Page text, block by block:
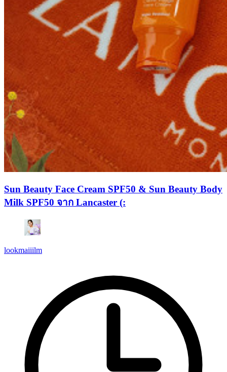
Sun Beauty Face Cream SPF50 & Sun Beauty Body
Milk SPF50 จาก Lancaster (:
lookmaiiilm